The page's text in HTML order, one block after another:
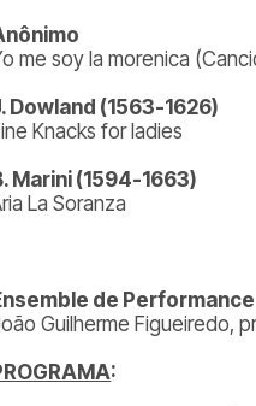
me soy la morenica
Dowland (1563-1626)
Knacks for ladies
Marini (1594-1663)
La Soranza
de
Guilherme Figueiredo,
: